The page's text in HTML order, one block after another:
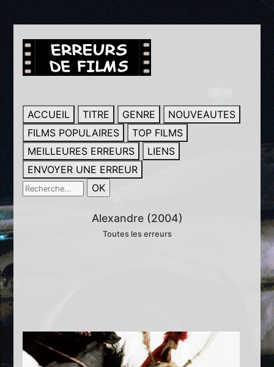
ACCUEIL TITRE GENRE
NOUVEAUTES
FILMS POPULAIRES
TOP FILMS
MEILLEURES ERREURS
LIENS
ENVOYER UNE ERREUR
Alexandre (2004)
Toutes les erreurs